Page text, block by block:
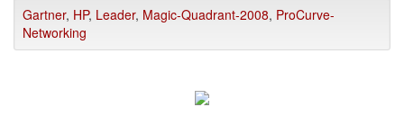
Gartner, HP, Leader, Magic-Quadrant-2008, ProCurve-
Networking